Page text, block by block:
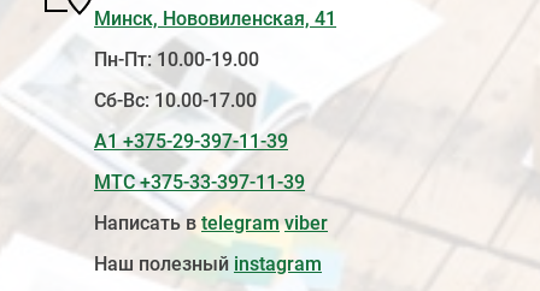
Минск, Нововиленская, 41
Пн-Пт: 10.00-19.00
Сб-Вс: 10.00-17.00
А1 +375-29-397-11-39
МТС +375-33-397-11-39
Написать в telegram viber
Наш полезный instagram